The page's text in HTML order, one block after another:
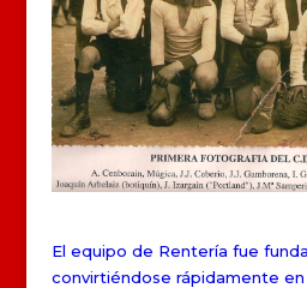
El equipo de Rentería fue
convirtiéndose rápidamente en